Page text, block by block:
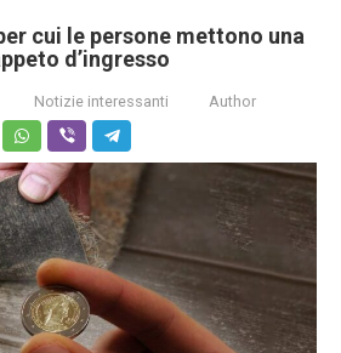
cui le persone mettono una
d’ingresso
Notizie interessanti Author